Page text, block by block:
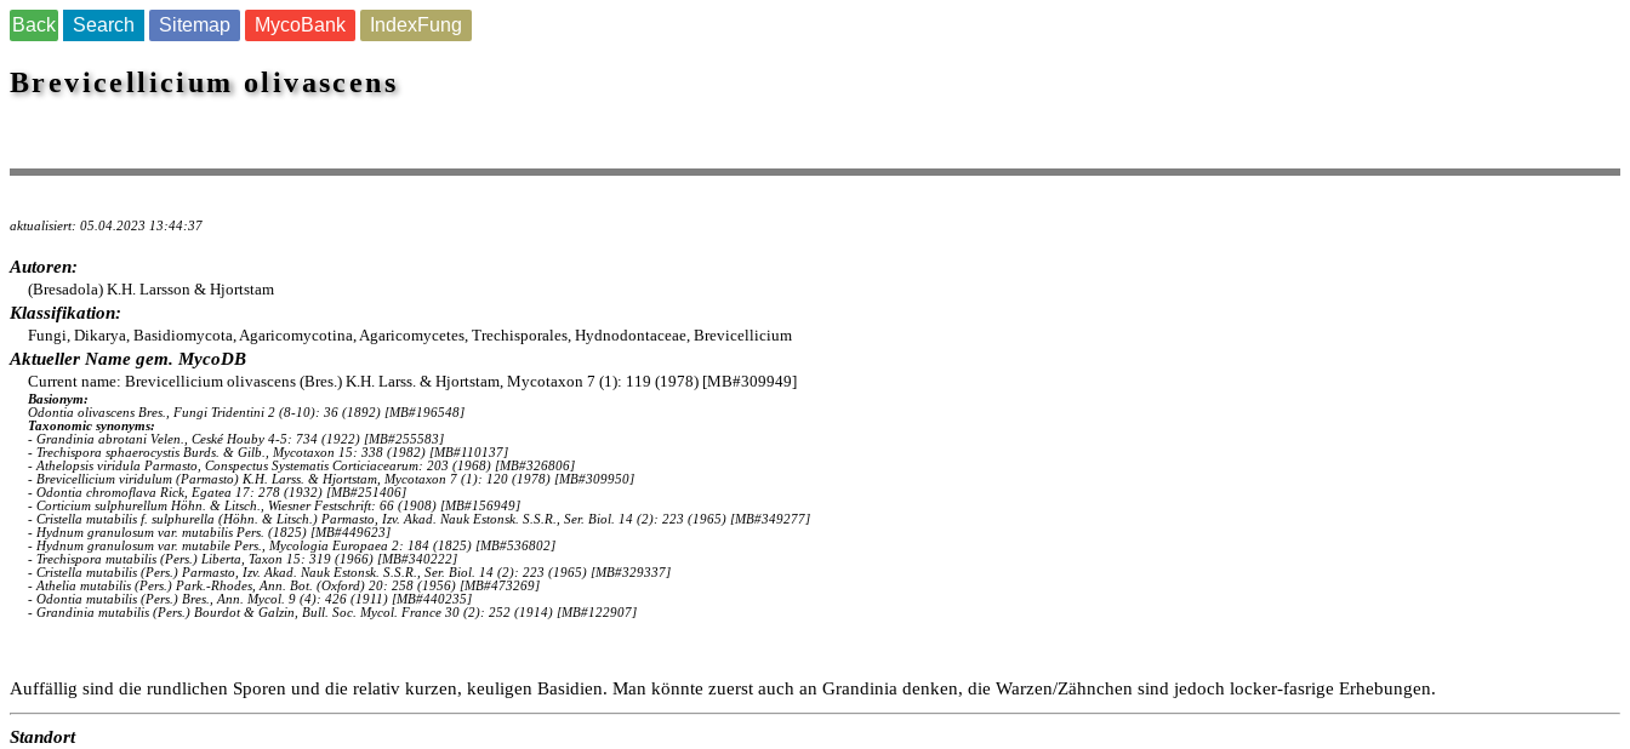
Back Search Sitemap MycoBank IndexFung
Brevicellicium olivascens
aktualisiert: 05.04.2023 13:44:37
Autoren:
(Bresadola) K.H. Larsson & Hjortstam
Klassifikation:
Fungi, Dikarya, Basidiomycota, Agaricomycotina, Agaricomycetes, Trechisporales, Hydnodontaceae, Brevicellicium
Aktueller Name gem. MycoDB
Current name: Brevicellicium olivascens (Bres.) K.H. Larss. & Hjortstam, Mycotaxon 7 (1): 119 (1978) [MB#309949]
Basionym:
Odontia olivascens Bres., Fungi Tridentini 2 (8-10): 36 (1892) [MB#196548]
Taxonomic synonyms:
- Grandinia abrotani Velen., Ceské Houby 4-5: 734 (1922) [MB#255583]
- Trechispora sphaerocystis Burds. & Gilb., Mycotaxon 15: 338 (1982) [MB#110137]
- Athelopsis viridula Parmasto, Conspectus Systematis Corticiacearum: 203 (1968) [MB#326806]
- Brevicellicium viridulum (Parmasto) K.H. Larss. & Hjortstam, Mycotaxon 7 (1): 120 (1978) [MB#309950]
- Odontia chromoflava Rick, Egatea 17: 278 (1932) [MB#251406]
- Corticium sulphurellum Höhn. & Litsch., Wiesner Festschrift: 66 (1908) [MB#156949]
- Cristella mutabilis f. sulphurella (Höhn. & Litsch.) Parmasto, Izv. Akad. Nauk Estonsk. S.S.R., Ser. Biol. 14 (2): 223 (1965) [MB#349277]
- Hydnum granulosum var. mutabilis Pers. (1825) [MB#449623]
- Hydnum granulosum var. mutabile Pers., Mycologia Europaea 2: 184 (1825) [MB#536802]
- Trechispora mutabilis (Pers.) Liberta, Taxon 15: 319 (1966) [MB#340222]
- Cristella mutabilis (Pers.) Parmasto, Izv. Akad. Nauk Estonsk. S.S.R., Ser. Biol. 14 (2): 223 (1965) [MB#329337]
- Athelia mutabilis (Pers.) Park.-Rhodes, Ann. Bot. (Oxford) 20: 258 (1956) [MB#473269]
- Odontia mutabilis (Pers.) Bres., Ann. Mycol. 9 (4): 426 (1911) [MB#440235]
- Grandinia mutabilis (Pers.) Bourdot & Galzin, Bull. Soc. Mycol. France 30 (2): 252 (1914) [MB#122907]
Auffällig sind die rundlichen Sporen und die relativ kurzen, keuligen Basidien. Man könnte zuerst auch an Grandinia denken, die Warzen/Zähnchen sind jedoch locker-fasrige Erhebungen.
Standort